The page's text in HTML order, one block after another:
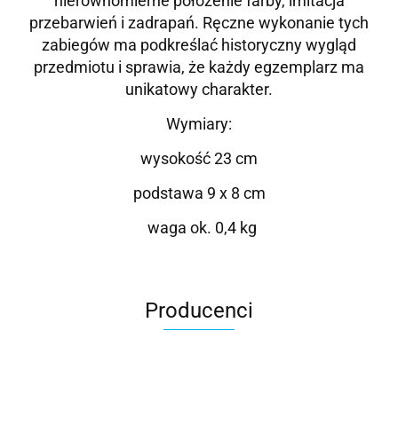
przebarwień i zadrapań. Ręczne wykonanie tych
zabiegów ma podkreślać historyczny wygląd
przedmiotu i sprawia, że każdy egzemplarz ma
unikatowy charakter.
Wymiary:
wysokość 23 cm
podstawa 9 x 8 cm
waga ok. 0,4 kg
Producenci